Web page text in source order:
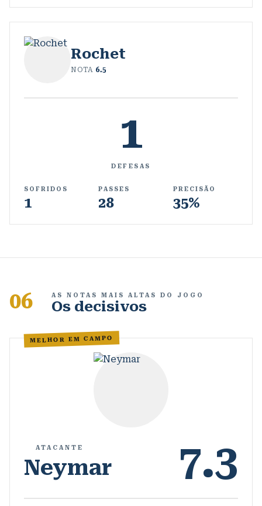
Rochet
NOTA 6.5
1
DEFESAS
SOFRIDOS
1
PASSES
28
PRECISÃO
35%
06 AS NOTAS MAIS ALTAS DO JOGO
Os decisivos
MELHOR EM CAMPO
ATACANTE
Neymar 7.3